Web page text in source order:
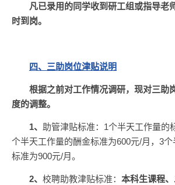
凡已录用的同学收到研工组或指导老
时到岗。
四、 三助岗位津贴说明
根据之前对工作情况调研，现对三助
度的调整。
1、
助管津贴标准：1个半天工作量的
个半天工作量的酬金标准为600元/月，3
标准为900元/月。
2、 校聘助教津贴标准： 本科生课程